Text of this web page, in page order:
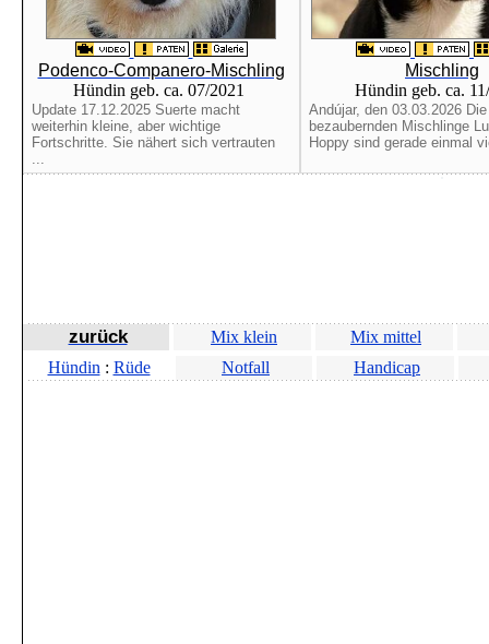
Podenco-Companero-Mischling
Hündin geb. ca. 07/2021
Update 17.12.2025 Suerte macht
weiterhin kleine, aber wichtige
Fortschritte. Sie nähert sich vertrauten
...
Mischling
Hündin geb. ca.
Andújar, den 03.03.2026
bezaubernden Mischlinge
Hoppy sind gerade einmal
zurück Mix klein
Mix mittel
Hündin : Rüde Notfall Handicap